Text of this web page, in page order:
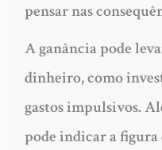
pensar nas
A ganância pode
dinheiro, como
gastos impulsivos.
pode indicar a figura